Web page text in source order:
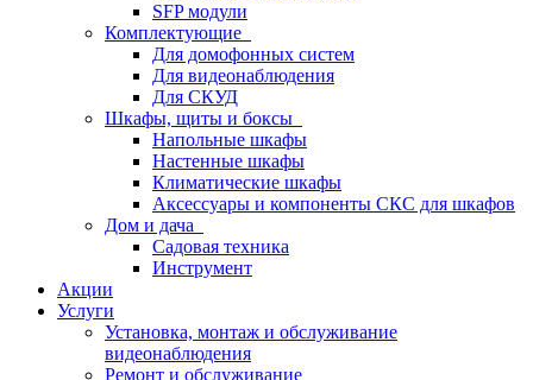
SFP модули
Комплектующие
Для домофонных систем
Для видеонаблюдения
Для СКУД
Шкафы, щиты и боксы
Напольные шкафы
Настенные шкафы
Климатические шкафы
Аксессуары и компоненты СКС для шкафов
Дом и дача
Садовая техника
Инструмент
Акции
Услуги
Установка, монтаж и обслуживание
видеонаблюдения
Ремонт и обслуживание